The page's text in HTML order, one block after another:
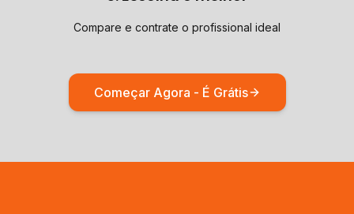
Compare e contrate o profissional ideal
Começar Agora - É Grátis